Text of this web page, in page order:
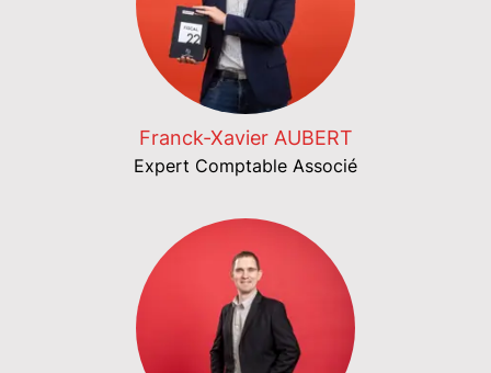
Franck-Xavier AUBERT
Expert Comptable Associé